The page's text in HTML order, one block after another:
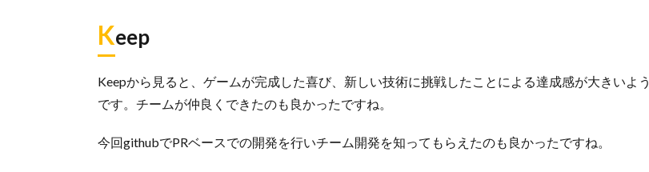
Keep
Keepから見ると、ゲームが完成した喜び、新しい技術に挑戦したことによる達成感が大きいよう
です。チームが仲良くできたのも良かったですね。
今回githubでPRベースでの開発を行いチーム開発を知ってもらえたのも良かったですね。